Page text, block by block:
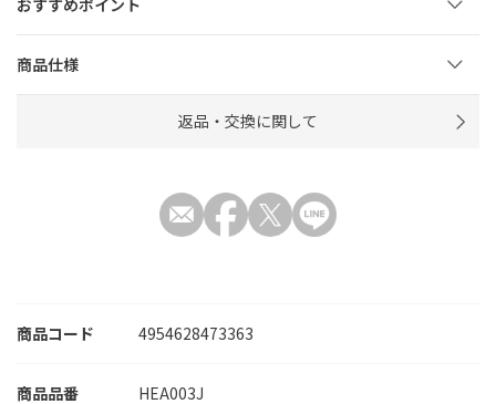
商品コード 4954628473363
HEA003J
商品仕様
返品・交換に関して